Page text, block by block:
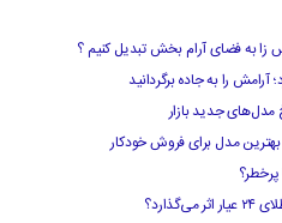
به فضای آرام بخش تبدیل کنیم ؟
آرامش را به جاده برگردانید
مدل‌های جدید بازار
مدل برای فروش خودکار